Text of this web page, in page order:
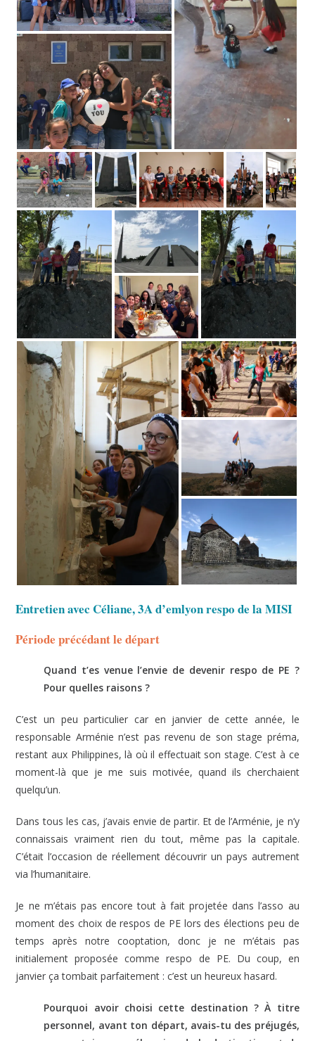
Entretien avec Céliane, 3A d’emlyon respo de la MISI
Période précédant le départ
Quand t’es venue l’envie de devenir respo de PE ?
Pour quelles raisons ?
C’est un peu particulier car en janvier de cette année, le
responsable Arménie n’est pas revenu de son stage préma,
restant aux Philippines, là où il effectuait son stage. C’est à ce
moment-là que je me suis motivée, quand ils cherchaient
quelqu’un.
Dans tous les cas, j’avais envie de partir. Et de l’Arménie, je n’y
connaissais vraiment rien du tout, même pas la capitale.
C’était l’occasion de réellement découvrir un pays autrement
via l’humanitaire.
Je ne m’étais pas encore tout à fait projetée dans l’asso au
moment des choix de respos de PE lors des élections peu de
temps après notre cooptation, donc je ne m’étais pas
initialement proposée comme respo de PE. Du coup, en
janvier ça tombait parfaitement : c’est un heureux hasard.
Pourquoi avoir choisi cette destination ? À titre
personnel, avant ton départ, avais-tu des préjugés,